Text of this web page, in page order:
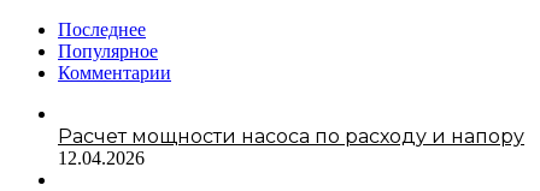
Последнее
Популярное
Комментарии
Расчет мощности насоса по расходу и напору
12.04.2026